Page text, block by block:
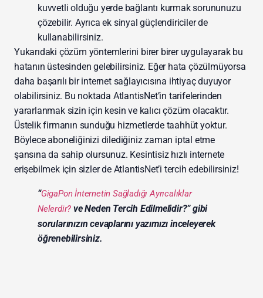
kuvvetli olduğu yerde bağlantı kurmak sorununuzu
çözebilir. Ayrıca ek sinyal güçlendiriciler de
kullanabilirsiniz.
Yukarıdaki çözüm yöntemlerini birer birer uygulayarak bu
hatanın üstesinden gelebilirsiniz. Eğer hata çözülmüyorsa
daha başarılı bir internet sağlayıcısına ihtiyaç duyuyor
olabilirsiniz. Bu noktada AtlantisNet’in tarifelerinden
yararlanmak sizin için kesin ve kalıcı çözüm olacaktır.
Üstelik firmanın sunduğu hizmetlerde taahhüt yoktur.
Böylece aboneliğinizi dilediğiniz zaman iptal etme
şansına da sahip olursunuz. Kesintisiz hızlı internete
erişebilmek için sizler de AtlantisNet’i tercih edebilirsiniz!
“GigaPon İnternetin Sağladığı Ayrıcalıklar
Nelerdir? ve Neden Tercih Edilmelidir?” gibi
sorularınızın cevaplarını yazımızı inceleyerek
öğrenebilirsiniz.